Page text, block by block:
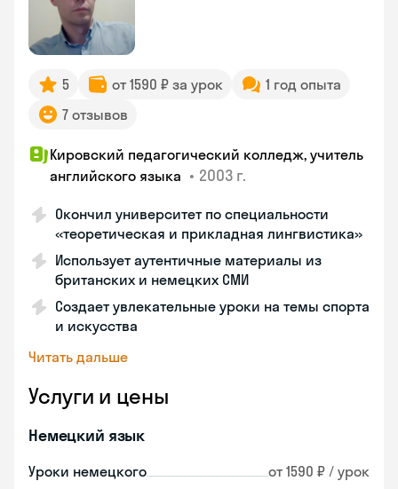
5 от 1590 ₽ за урок
1 год опыта
7 отзывов
Кировский педагогический колледж, учитель
английского языка • 2003 г.
Окончил университет по специальности
«теоретическая и прикладная лингвистика»
Использует аутентичные материалы из
британских и немецких СМИ
Создает увлекательные уроки на темы спорта
и искусства
Читать дальше
Услуги и цены
Немецкий язык
Уроки немецкого от 1590 ₽ / урок